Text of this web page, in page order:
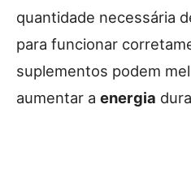
quantidade necessária
para funcionar
suplementos podem
aumentar a energia